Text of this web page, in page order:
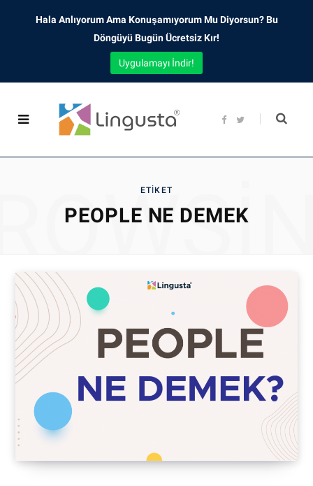
F
b
t
ETIKET
PEOPLE NE DEMEK
Hala Anlıyorum Ama Konuşamıyorum Mu Diyorsun? Bu
Döngüyü Bugün Ücretsiz Kır!
Uygulamayı İndir!